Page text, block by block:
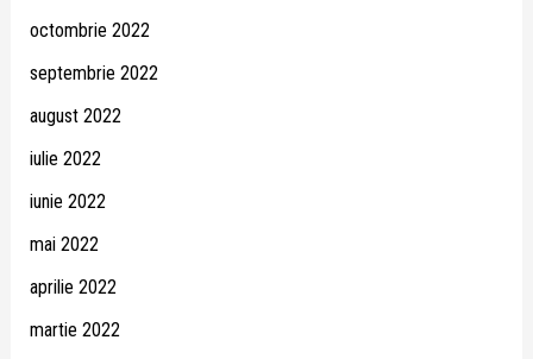
octombrie 2022
septembrie 2022
august 2022
iulie 2022
iunie 2022
mai 2022
aprilie 2022
martie 2022